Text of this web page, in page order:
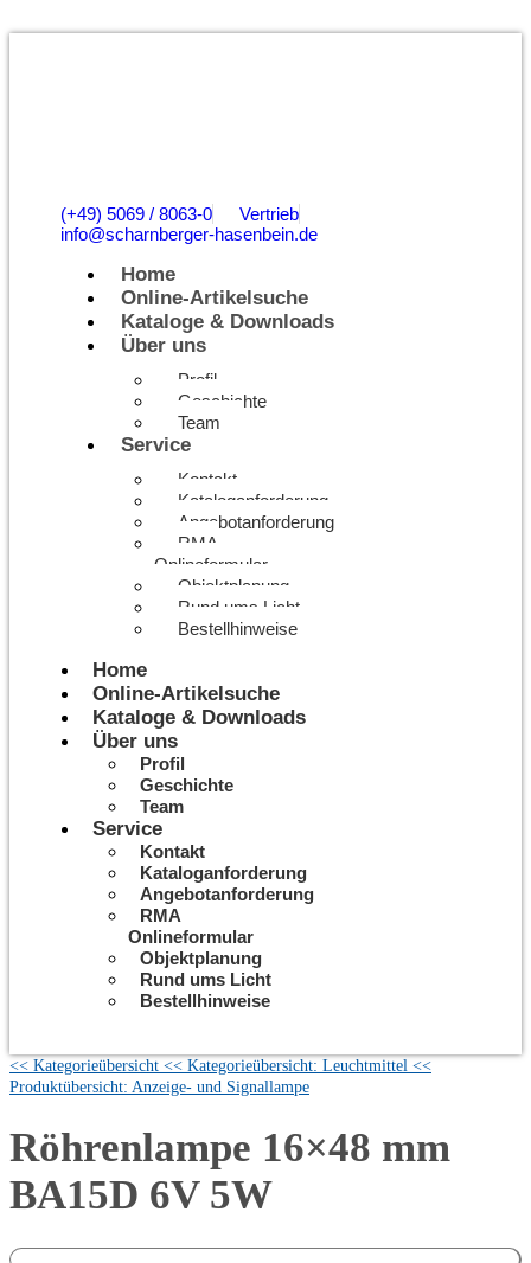
(+49) 5069 / 8063-0
Vertrieb
info@scharnberger-hasenbein.de
Home
Online-Artikelsuche
Kataloge & Downloads
Über uns
Profil
Geschichte
Team
Service
Kontakt
Kataloganforderung
Angebotanforderung
RMA
Onlineformular
Objektplanung
Rund ums Licht
Bestellhinweise
Home
Online-Artikelsuche
Kataloge & Downloads
Über uns
Profil
Geschichte
Team
Service
Kontakt
Kataloganforderung
Angebotanforderung
RMA
Onlineformular
Objektplanung
Rund ums Licht
Bestellhinweise
<< Kategorieübersicht << Kategorieübersicht: Leuchtmittel <<
Produktübersicht: Anzeige- und Signallampe
Röhrenlampe 16×48 mm
BA15D 6V 5W